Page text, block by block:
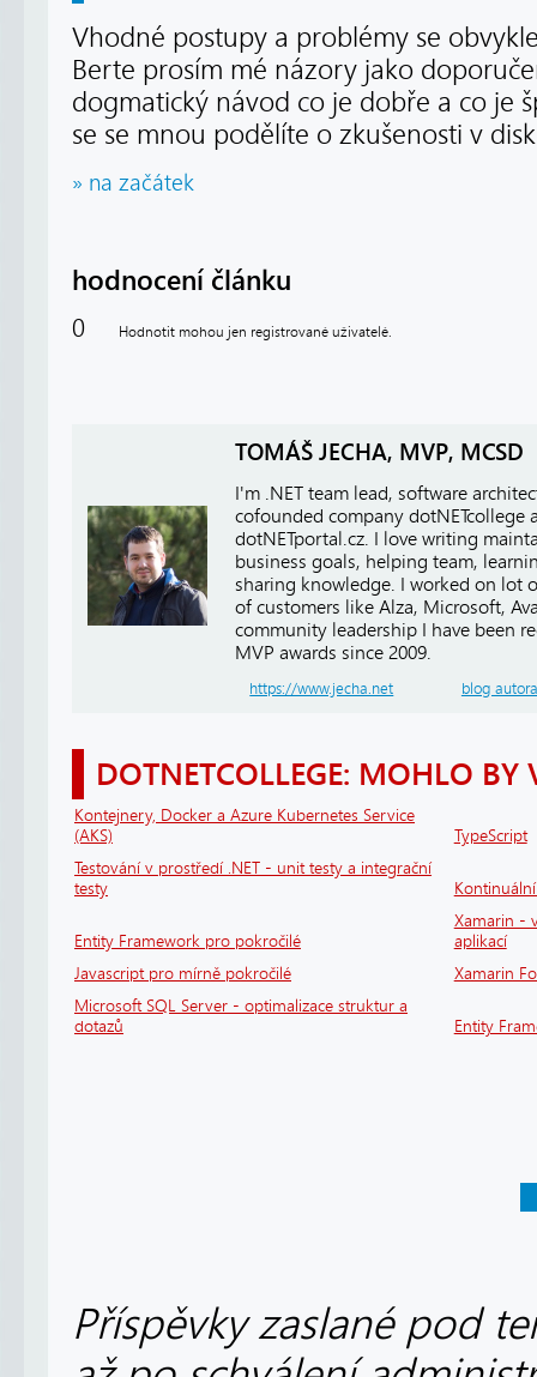
Vhodné postupy a problémy se
Berte prosím mé názory jako
dogmatický návod co je dobře a co je
se se mnou podělíte o zkušenosti v
» na začátek
hodnocení článku
0 Hodnotit mohou jen registrované uživatelé.
TOMÁŠ JECHA, MVP, MCSD
I'm .NET team lead, software
cofounded company
dotNETportal.cz. I love writing
business goals, helping team,
sharing knowledge. I worked on lot
of customers like Alza, Microsoft,
community leadership I have been
MVP awards since 2009.
https://www.jecha.net blog autora
DOTNETCOLLEGE: MOHLO BY
Kontejnery, Docker a Azure Kubernetes Service
(AKS)
TypeScript
Testování v prostředí .NET - unit testy a integrační
testy
Entity Framework pro pokročilé
Xamarin -
aplikací
Javascript pro mírně pokročilé
Xamarin
Microsoft SQL Server - optimalizace struktur a
dotazů
Entity
Příspěvky zaslané pod